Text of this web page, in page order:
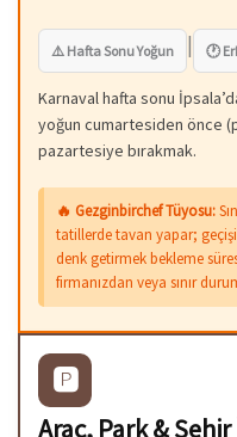
⚠️ Hafta Sonu Yoğun | 🕐
Karnaval hafta sonu
yoğun cumartesiden önce
pazartesiye bırakmak.
🔥 Gezginbirchef Tüyosu:
tatillerde tavan yapar;
denk getirmek bekleme
firmanızdan veya sınır
🅿️
Araç, Park & Şehir